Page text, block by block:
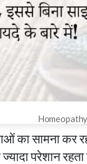
सामना कर
परेशान